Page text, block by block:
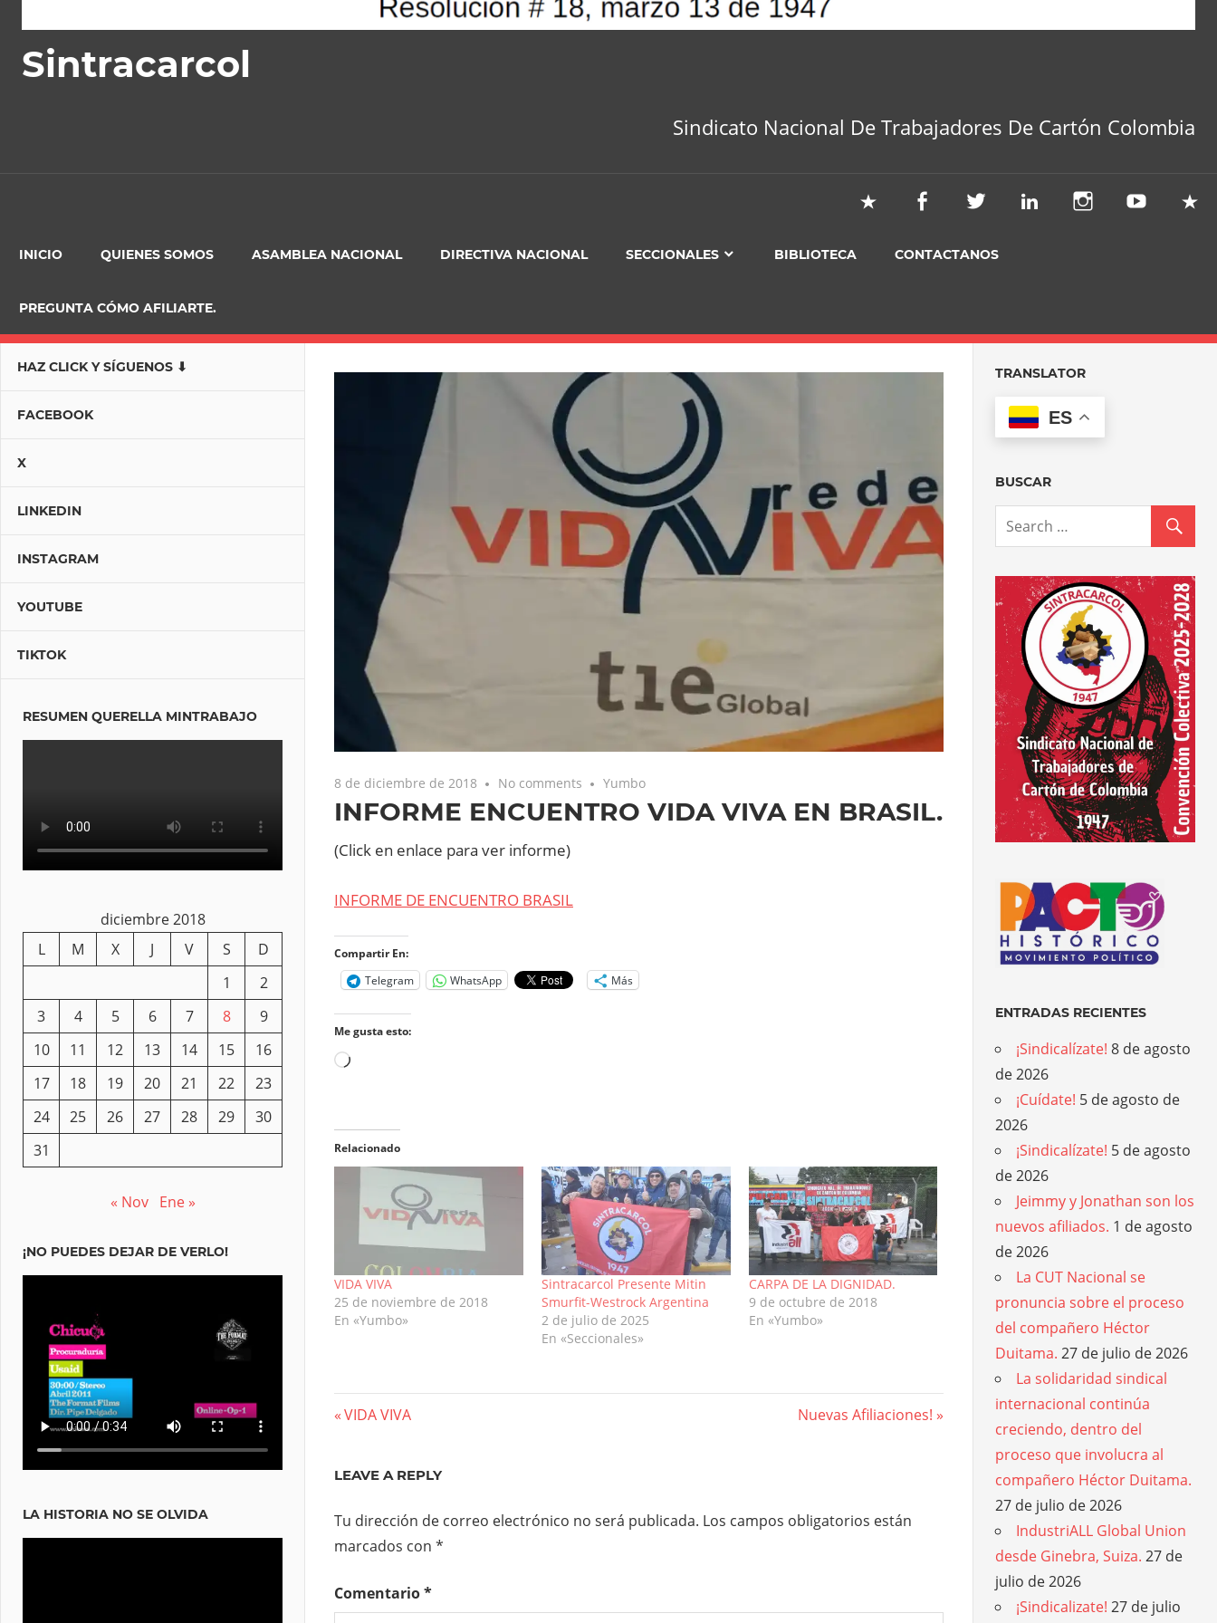
Sintracarcol
Sindicato Nacional De Trabajadores De Cartón Colombia
INICIO QUIENES SOMOS ASAMBLEA NACIONAL DIRECTIVA NACIONAL SECCIONALES BIBLIOTECA CONTACTANOS
PREGUNTA CÓMO AFILIARTE.
8 de diciembre de 2018 No comments Yumbo
INFORME ENCUENTRO VIDA VIVA EN BRASIL.
(Click en enlace para ver informe)
INFORME DE ENCUENTRO BRASIL
Compartir En:
Telegram
WhatsApp Más
Me gusta esto:
Cargando...
Relacionado
VIDA VIVA
25 de noviembre de 2018
En «Yumbo»
Sintracarcol Presente Mitin
Smurfit-Westrock Argentina
2 de julio de 2025
En «Seccionales»
CARPA DE LA DIGNIDAD.
9 de octubre de 2018
En «Yumbo»
Navegación
entradas
Previous
VIDA VIVA
Next
Nuevas Afiliaciones!
LEAVE A REPLY
Tu dirección de correo electrónico no será publicada. Los campos obligatorios están
marcados con *
Comentario*
HAZ CLICK Y SÍGUENOS ⬇
FACEBOOK
X
LINKEDIN
INSTAGRAM
YOUTUBE
TIKTOK
RESUMEN QUERELLA MINTRABAJO
diciembre 2018
L
M X J V S
D
1
2
3
4 5 6 7 8
9
10
11 12 13 14 15
16
17
18 19 20 21 22
23
24
25 26 27 28 29
30
31
« Nov Ene »
¡NO PUEDES DEJAR DE VERLO!
LA HISTORIA NO SE OLVIDA
TRANSLATOR
ES
BUSCAR
ENTRADAS RECIENTES
¡Sindicalízate! 8 de agosto
de 2026
¡Cuídate! 5 de agosto de
2026
¡Sindicalízate! 5 de agosto
de 2026
Jeimmy y Jonathan son los
nuevos afiliados. 1 de agosto
de 2026
La CUT Nacional se
pronuncia sobre el proceso
del compañero Héctor
Duitama. 27 de julio de 2026
La solidaridad sindical
internacional continúa
creciendo, dentro del
proceso que involucra al
compañero Héctor Duitama.
27 de julio de 2026
IndustriALL Global Union
desde Ginebra, Suiza. 27 de
julio de 2026
¡Sindicalizate! 27 de julio